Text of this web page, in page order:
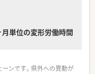
単位の変形労働時間
ンです。県外への異動が